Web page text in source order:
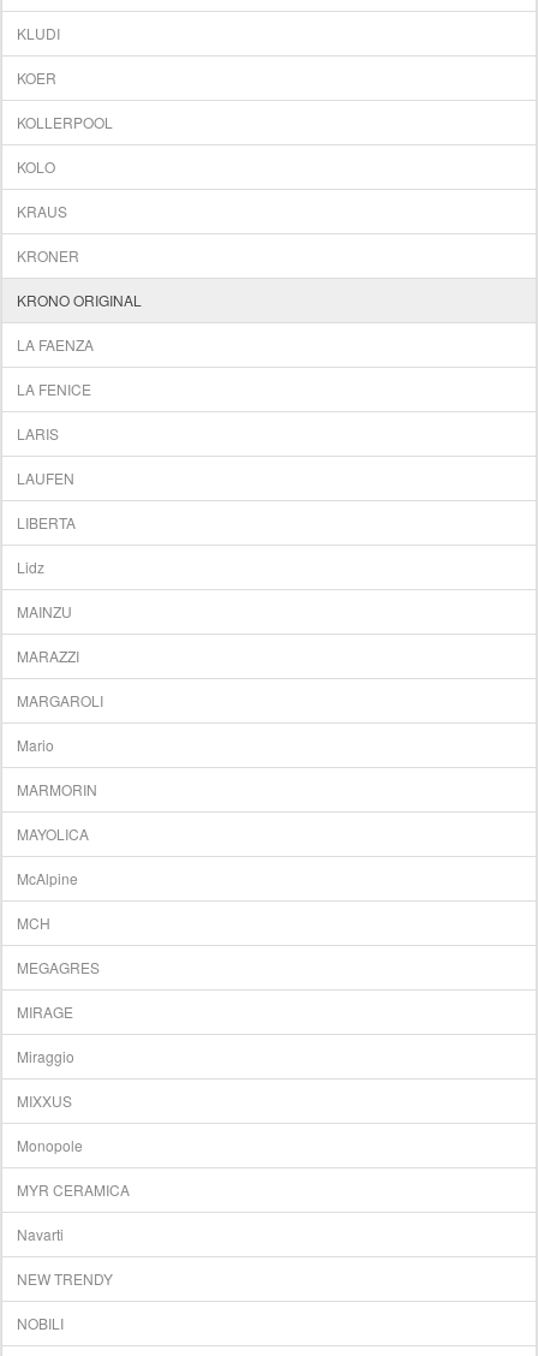
KLUDI
KOER
KOLLERPOOL
KOLO
KRAUS
KRONER
KRONO ORIGINAL
LA FAENZA
LA FENICE
LARIS
LAUFEN
LIBERTA
Lidz
MAINZU
MARAZZI
MARGAROLI
Mario
MARMORIN
MAYOLICA
McAlpine
MCH
MEGAGRES
MIRAGE
Miraggio
MIXXUS
Monopole
MYR CERAMICA
Navarti
NEW TRENDY
NOBILI